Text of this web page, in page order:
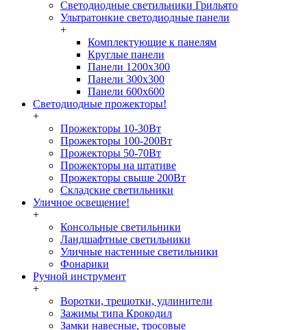
Светодиодные светильники Грильято
Ультратонкие светодиодные панели
+
Комплектующие к панелям
Круглые панели
Панели 1200х300
Панели 300х300
Панели 600х600
Светодиодные прожекторы!
+
Прожекторы 10-30Вт
Прожекторы 100-200Вт
Прожекторы 50-70Вт
Прожекторы на штативе
Прожекторы свыше 200Вт
Складские светильники
Уличное освещение!
+
Консольные светильники
Ландшафтные светильники
Уличные настенные светильники
Фонарики
Ручной инструмент
+
Воротки, трещотки, удлинители
Зажимы типа Крокодил
Замки навесные, тросовые